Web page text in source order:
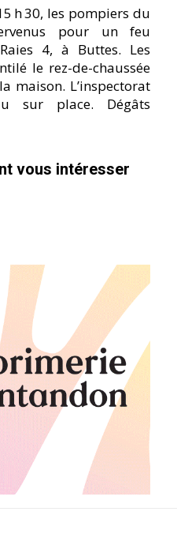
h 30, les pompiers du
pour un feu
4, à Buttes. Les
le rez-de-chaussée
maison. L’inspectorat
sur place. Dégâts
vous intéresser